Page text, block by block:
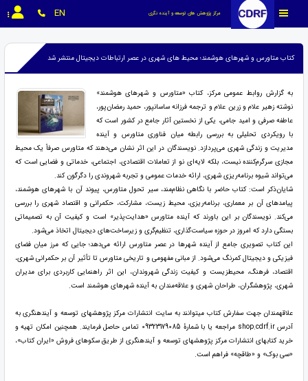
مرکز پژوهش های توسعه و آینده نگری EN
کتاب متاورس و شهرهای هوشمند؛ محیط های شهری در عصر ارتباطات دیجیتال منتشر شد
به گزارش روابط عمومی مرکز، کتاب «متاورس و شهرهای هوشمند»
نوشته زهیر علام و زرین علام و ترجمه فرزانه ساسان‏پور، حمید رمضان‌پور،
عاطفه صرفی و امید جامی، یکی از نخستین آثار جامع در کشور است که
با رویکردی تحلیلی به بررسی رابطه میان فناوری متاورس و آینده
مدیریت و زندگی شهری می‌پردازد. نویسندگان در این اثر نشان می‌دهند که متاورس صرفاً یک محیط
مجازی سرگرم‌کننده نیست، بلکه لایه‌ای نو از تعاملات اقتصادی، اجتماعی، خدماتی و فضایی است که
می‌تواند شیوه برنامه‌ریزی شهری، ارائه خدمات عمومی و تجربه شهروندی را دگرگون کند.
شایان‌ذکر است: کتاب حاضر با نگاهی نظام‌مند، سیر تحول متاورس، پیوند آن با شهرهای هوشمند،
پیامدهای آن بر معماری، برنامه‌ریزی، محیط زیست، مشارکت، حکمرانی و اقتصاد شهری را بررسی
می‌کند. نویسندگان بر این باورند که آینده متاورس «هدایت‌پذیر» است و کیفیت آن به تصمیماتی
بستگی دارد که امروز در حوزه سیاست‌گذاری، تنظیم‌گری و زیرساخت‌های دیجیتال اتخاذ می‌شود.
این کتاب تصویری جامع از آینده شهرها در عصر متاورس ارائه می‌دهد؛ جایی که مرز میان فضای
فیزیکی و دیجیتال کمرنگ می‌شود. از مبانی مفهومی و تاریخی متاورس تا تأثیر آن بر حکمرانی شهری،
اقتصاد، فرهنگ، محیط‌زیست و کیفیت زندگی شهروندان، این اثر راهنمایی کاربردی برای مدیران
شهری، پژوهشگران، طراحان شهری و علاقه‌مندان به آینده شهرهای هوشمند است.
علاقه‏مندان جهت سفارش کتاب می‏توانند به سایت انتشارات مرکز پژوهش‏های توسعه و آینده‏نگری به
آدرس shop.cdrf.ir مراجعه یا با شمارۀ 09323179085 تماس حاصل فرمایند. همچنین امکان تهیه و
خرید کتاب‏های انتشارات مرکز پژوهش‏های توسعه و آینده‏نگری از طریق سکوهای فروش «ایران کتاب»،
«سی بوک» و «طاقچه» فراهم است.